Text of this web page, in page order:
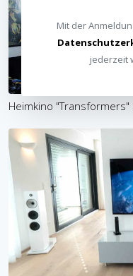
Heimkino "Transformers"
Mit der
jederzeit